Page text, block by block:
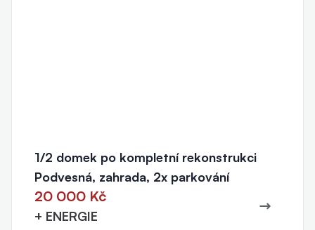
1/2 domek po kompletní rekonstrukci
Podvesná, zahrada, 2x parkování
20 000 Kč
+ ENERGIE